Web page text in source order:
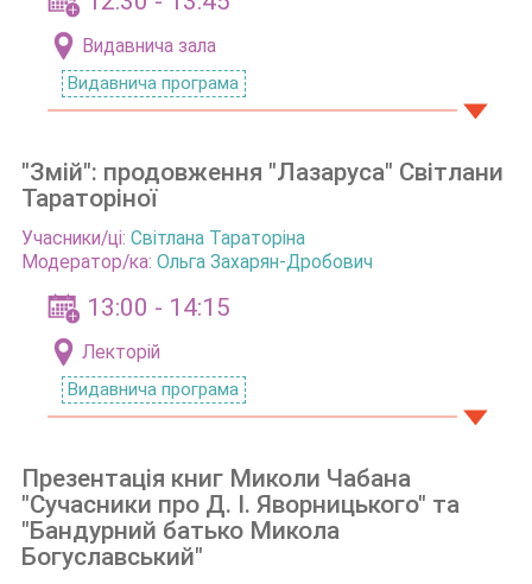
Видавнича зала
Видавнича програма
13:00 - 14:15
Лекторій
Видавнича програма
"Змій": продовження "Лазаруса" Світлани
Тараторіної
Учасники/ці: Світлана Тараторіна
Модератор/ка: Ольга Захарян-Дробович
Презентація книг Миколи Чабана
"Сучасники про Д. І. Яворницького" та
"Бандурний батько Микола
Богуславський"